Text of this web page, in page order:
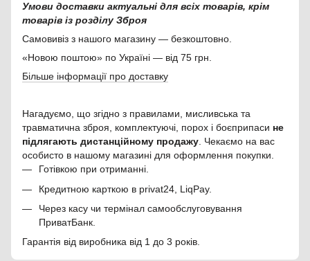
Умови доставки актуальні для всіх товарів, крім
товарів із розділу Зброя
Самовивіз з нашого магазину — безкоштовно.
«Новою поштою» по Україні — від 75 грн.
Більше інформації про доставку
Нагадуємо, що згідно з правилами, мисливська та
травматична зброя, комплектуючі, порох і боєприпаси не
підлягають дистанційному продажу . Чекаємо на вас
особисто в нашому магазині для оформлення покупки.
Готівкою при отриманні.
Кредитною карткою в privat24, LiqPay.
Через касу чи термінал самообслуговування
ПриватБанк.
Гарантія від виробника від 1 до 3 років.